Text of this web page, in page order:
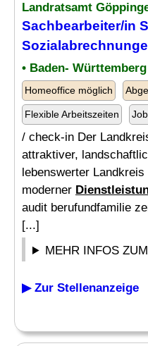
Landratsamt
Sachbearbeiter/in
• Baden- Württemberg
Homeoffice möglich
Flexible Arbeitszeiten
/ check-in Der
attraktiver,
lebenswerter
moderner
audit berufundfamilie
[...]
MEHR INFOS
▶ Zur Stellenanzeige